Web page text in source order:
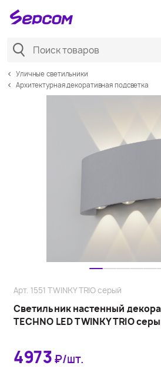
Уличные светильники
Архитектурная декоративная подсветка
Светильник настенный
TECHNO LED TWINKY TRIO
Арт. 1551 TWINKY TRIO серый
4973₽/шт.